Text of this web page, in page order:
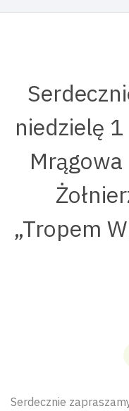
niedzielę
„Tropem
Serdecznie